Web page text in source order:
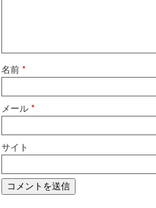
名前 *
メール *
サイト